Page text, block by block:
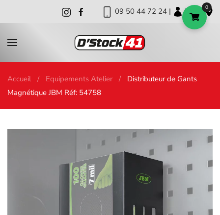
09 50 44 72 24 | | |
Accueil Equipements Atelier
Distributeur de Gants
Magnétique JBM Réf: 54758
0